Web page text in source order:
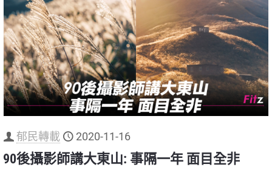
郁民轉載 2020-11-16
90後攝影師講大東山: 事隔一年 面目全非